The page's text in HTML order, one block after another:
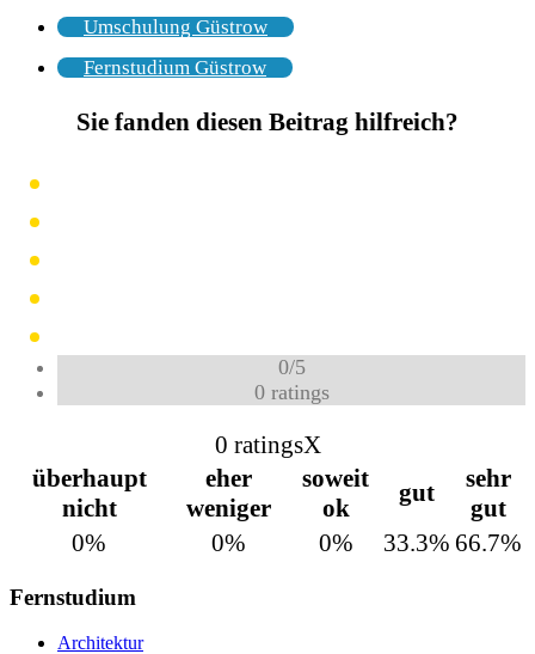
Umschulung Güstrow
Fernstudium Güstrow
Sie fanden diesen Beitrag hilfreich?
0/5
0ratings
0 ratingsX
überhaupt
nicht
eher
weniger
soweit
ok
gut
sehr
gut
0%
0% 0% 33.3% 66.7%
Fernstudium
Architektur